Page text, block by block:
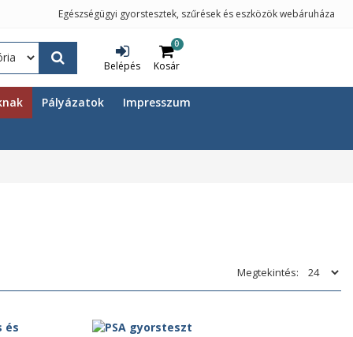
Egészségügyi gyorstesztek, szűrések és eszközök webáruháza
Belépés
0
Kosár
Pályázatok Impresszum
Megtekintés: